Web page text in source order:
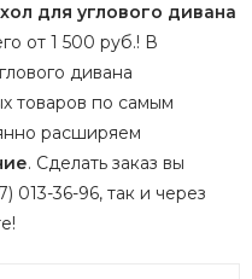
для углового дивана
от 1 500 руб.! В
дивана
товаров по самым
расширяем
. Сделать заказ вы
013-36-96, так и через